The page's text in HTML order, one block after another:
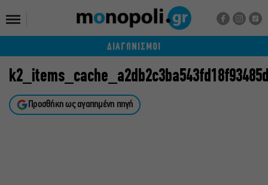
ΔΙΑΓΩΝΙΣΜΟΙ
Προσθήκη ως αγαπημένη πηγή